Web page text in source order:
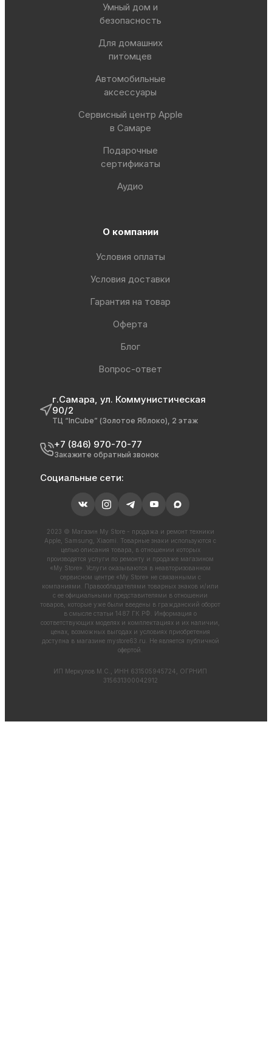
Умный дом и
безопасность
Для домашних
питомцев
Автомобильные
аксессуары
Сервисный центр Apple
в Самаре
Подарочные
сертификаты
Аудио
О компании
Условия оплаты
Условия доставки
Гарантия на товар
Оферта
Блог
Вопрос-ответ
г.Самара, ул. Коммунистическая
90/2
ТЦ “InCube” (Золотое Яблоко), 2 этаж
+7 (846) 970-70-77
Закажите обратный звонок
Социальные сети:
2023 © Магазин My Store - продажа и ремонт техники
Apple, Samsung, Xiaomi. Товарные знаки используются с
целью описания товара, в отношении которых
производятся услуги по ремонту и продаже магазином
«My Store». Услуги оказываются в неавторизованном
сервисном центре «My Store» не связанными с
компаниями. Правообладателями товарных знаков и/или
с ее официальными представителями в отношении
товаров, которые уже были введены в гражданский оборот
в смысле статьи 1487 ГК РФ. Информация о
соответствующих моделях и комплектациях и их наличии,
ценах, возможных выгодах и условиях приобретения
доступна в магазине mystore63.ru . Не является публичной
офертой.
ИП Меркулов М.С., ИНН 631505945724, ОГРНИП
315631300042912